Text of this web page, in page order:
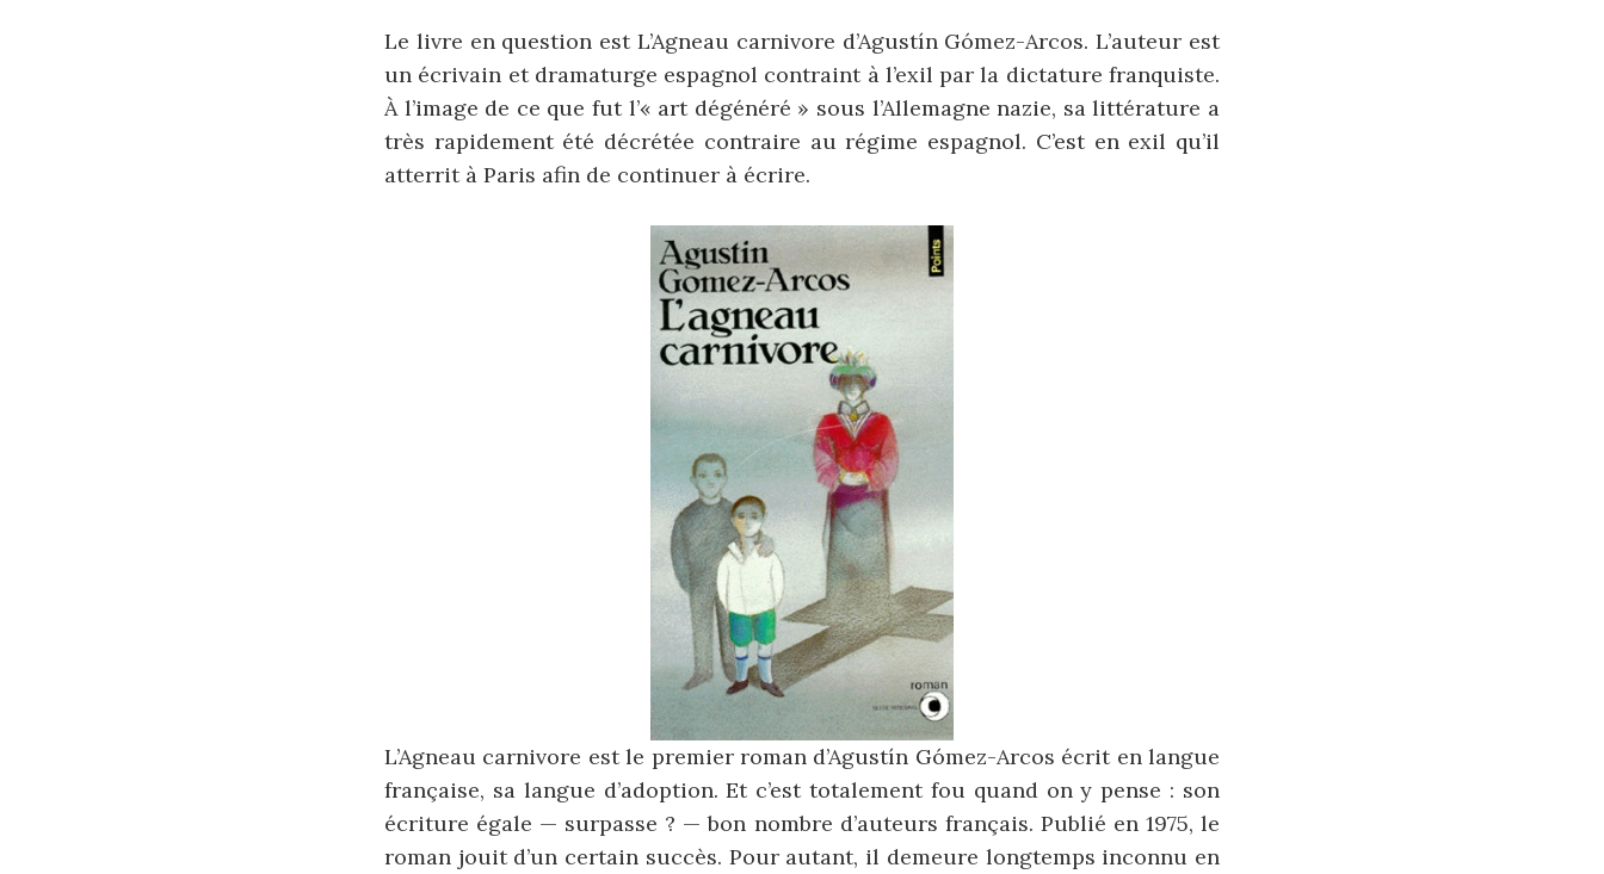
Le livre en question est L’Agneau carnivore d’Agustín Gómez-Arcos. L’auteur est
un écrivain et dramaturge espagnol contraint à l’exil par la dictature franquiste.
À l’image de ce que fut l’« art dégénéré » sous l’Allemagne nazie, sa littérature a
très rapidement été décrétée contraire au régime espagnol. C’est en exil qu’il
atterrit à Paris afin de continuer à écrire.
L’Agneau carnivore est le premier roman d’Agustín Gómez-Arcos écrit en langue
française, sa langue d’adoption. Et c’est totalement fou quand on y pense : son
écriture égale — surpasse ? — bon nombre d’auteurs français. Publié en 1975, le
roman jouit d’un certain succès. Pour autant, il demeure longtemps inconnu en